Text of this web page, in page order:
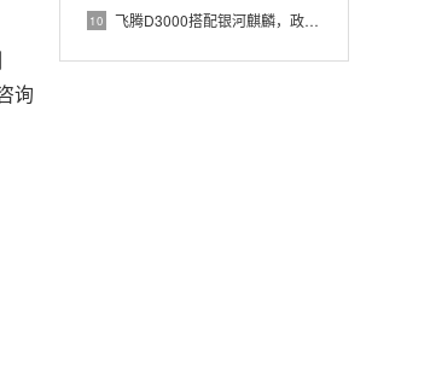
10 飞腾D3000搭配银河麒麟，政务办公国产飞腾工控机落地方案
询